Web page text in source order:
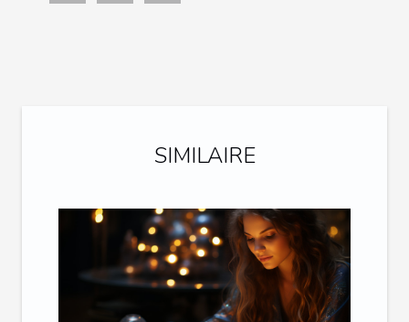
SIMILAIRE